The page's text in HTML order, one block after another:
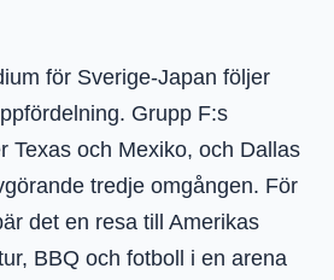
för Sverige-Japan följer
Grupp F:s
Texas och Mexiko, och Dallas
tredje omgången. För
det en resa till Amerikas
BBQ och fotboll i en arena